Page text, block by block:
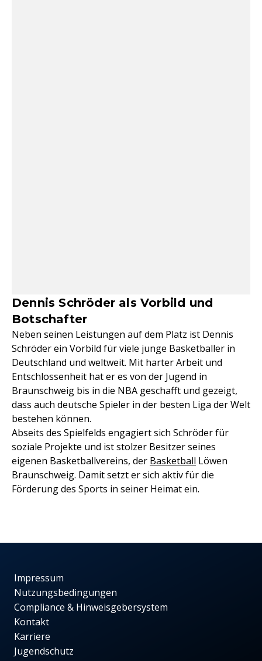
Dennis Schröder als Vorbild und
Botschafter
Neben seinen Leistungen auf dem Platz ist Dennis
Schröder ein Vorbild für viele junge Basketballer in
Deutschland und weltweit. Mit harter Arbeit und
Entschlossenheit hat er es von der Jugend in
Braunschweig bis in die NBA geschafft und gezeigt,
dass auch deutsche Spieler in der besten Liga der Welt
bestehen können.
Abseits des Spielfelds engagiert sich Schröder für
soziale Projekte und ist stolzer Besitzer seines
eigenen Basketballvereins, der Basketball Löwen
Braunschweig. Damit setzt er sich aktiv für die
Förderung des Sports in seiner Heimat ein.
Impressum
Nutzungsbedingungen
Compliance & Hinweisgebersystem
Kontakt
Karriere
Jugendschutz